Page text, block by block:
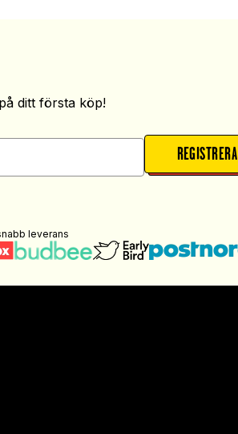
ditt första köp!
REGISTRERA
leverans